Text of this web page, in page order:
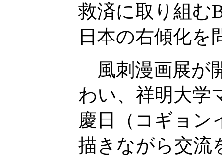
救済に取り組む
日本の右傾化を
風刺漫画展が
わい、祥明大学
慶日（コギョン
描きながら交流